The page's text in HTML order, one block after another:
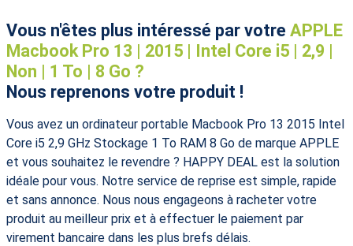
Vous n'êtes plus intéressé par votre APPLE
Macbook Pro 13 | 2015 | Intel Core i5 | 2,9 |
Non | 1 To | 8 Go ?
Nous reprenons votre produit !
Vous avez un ordinateur portable Macbook Pro 13 2015 Intel
Core i5 2,9 GHz Stockage 1 To RAM 8 Go de marque APPLE
et vous souhaitez le revendre ? HAPPY DEAL est la solution
idéale pour vous. Notre service de reprise est simple, rapide
et sans annonce. Nous nous engageons à racheter votre
produit au meilleur prix et à effectuer le paiement par
virement bancaire dans les plus brefs délais.